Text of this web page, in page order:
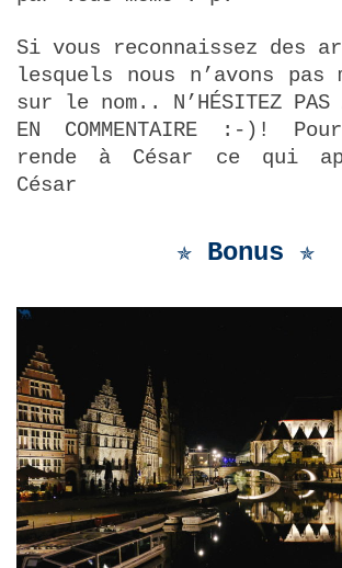
Si vous reconnaissez des
lesquels nous n’avons pas
sur le nom.. N’HÉSITEZ PAS
EN COMMENTAIRE :-)!
rende à César ce qui
César
✯ Bonus ✯